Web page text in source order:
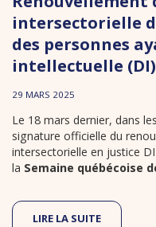
intersectorielle
des personnes
intellectuelle
29 MARS 2025
Le 18 mars dernier, dans
signature officielle du
intersectorielle en justice
la Semaine québécoise
LIRE LA SUITE